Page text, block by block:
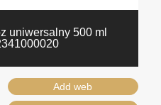
uniwersalny 500 ml
Add web